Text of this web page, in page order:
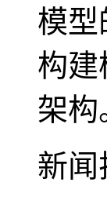
模型
构建
架构
新闻